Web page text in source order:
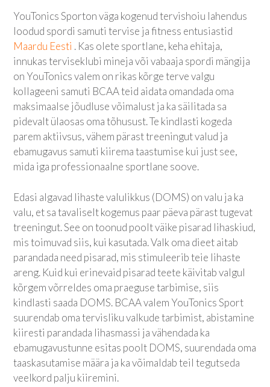
YouTonics Sporton väga kogenud tervishoiu lahendus
loodud spordi samuti tervise ja fitness entusiastid
Maardu Eesti . Kas olete sportlane, keha ehitaja,
innukas terviseklubi mineja või vabaaja spordi mängija
on YouTonics valem on rikas kõrge terve valgu
kollageeni samuti BCAA teid aidata omandada oma
maksimaalse jõudluse võimalust ja ka säilitada sa
pidevalt ülaosas oma tõhusust. Te kindlasti kogeda
parem aktiivsus, vähem pärast treeningut valud ja
ebamugavus samuti kiirema taastumise kui just see,
mida iga professionaalne sportlane soove.
Edasi algavad lihaste valulikkus (DOMS) on valu ja ka
valu, et sa tavaliselt kogemus paar päeva pärast tugevat
treeningut. See on toonud poolt väike pisarad lihaskiud,
mis toimuvad siis, kui kasutada. Valk oma dieet aitab
parandada need pisarad, mis stimuleerib teie lihaste
areng. Kuid kui erinevaid pisarad teete käivitab valgul
kõrgem võrreldes oma praeguse tarbimise, siis
kindlasti saada DOMS. BCAA valem YouTonics Sport
suurendab oma tervisliku valkude tarbimist, abistamine
kiiresti parandada lihasmassi ja vähendada ka
ebamugavustunne esitas poolt DOMS, suurendada oma
taaskasutamise määra ja ka võimaldab teil tegutseda
veelkord palju kiiremini.